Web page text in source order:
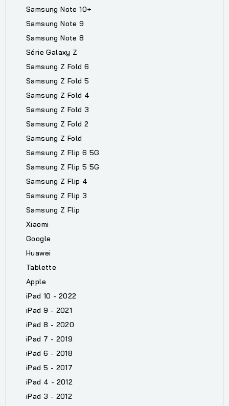
Samsung Note 10+
Samsung Note 9
Samsung Note 8
Série Galaxy Z
Samsung Z Fold 6
Samsung Z Fold 5
Samsung Z Fold 4
Samsung Z Fold 3
Samsung Z Fold 2
Samsung Z Fold
Samsung Z Flip 6 5G
Samsung Z Flip 5 5G
Samsung Z Flip 4
Samsung Z Flip 3
Samsung Z Flip
Xiaomi
Google
Huawei
Tablette
Apple
iPad 10 - 2022
iPad 9 - 2021
iPad 8 - 2020
iPad 7 - 2019
iPad 6 - 2018
iPad 5 - 2017
iPad 4 - 2012
iPad 3 - 2012